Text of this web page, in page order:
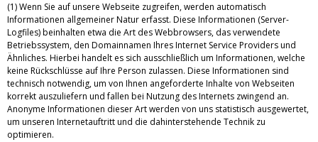
(1) Wenn Sie auf unsere Webseite zugreifen, werden automatisch
Informationen allgemeiner Natur erfasst. Diese Informationen (Server-
Logfiles) beinhalten etwa die Art des Webbrowsers, das verwendete
Betriebssystem, den Domainnamen Ihres Internet Service Providers und
Ähnliches. Hierbei handelt es sich ausschließlich um Informationen, welche
keine Rückschlüsse auf Ihre Person zulassen. Diese Informationen sind
technisch notwendig, um von Ihnen angeforderte Inhalte von Webseiten
korrekt auszuliefern und fallen bei Nutzung des Internets zwingend an.
Anonyme Informationen dieser Art werden von uns statistisch ausgewertet,
um unseren Internetauftritt und die dahinterstehende Technik zu
optimieren.